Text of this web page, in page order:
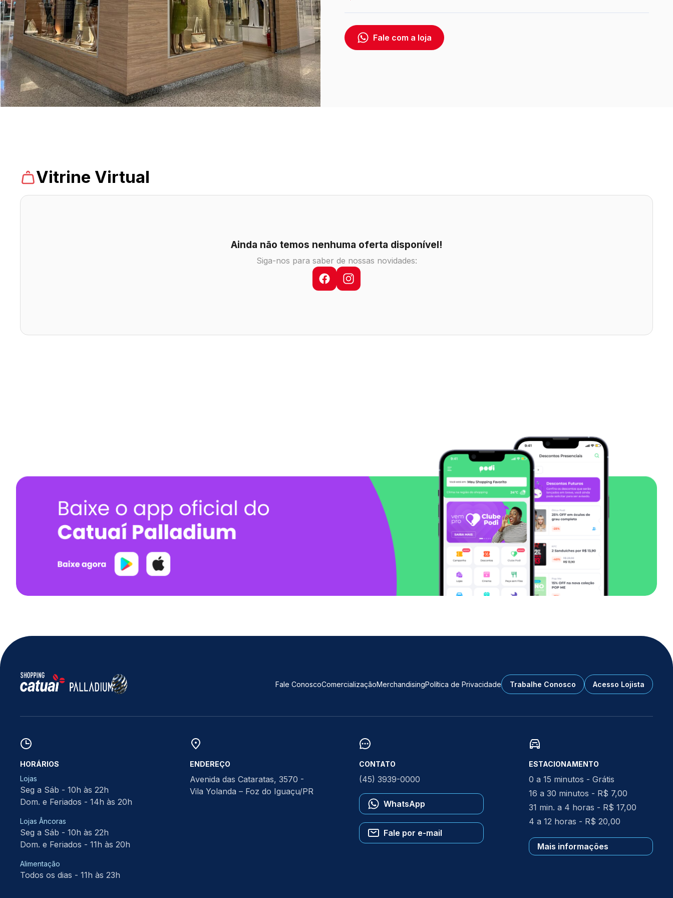
Domingo - 10h às 13h
Fale com a loja
Vitrine Virtual
Ainda não temos nenhuma oferta disponível!
Siga-nos para saber de nossas novidades:
Chamar
Uber
Comodidades
Eventos
Cinema
Vitrine
Virtual
Fale ConoscoComercializaçãoMerchandisingPolítica de Privacidade Trabalhe Conosco Acesso Lojista
HORÁRIOS
Lojas
Seg a Sáb - 10h às 22h
Dom. e Feriados - 14h às 20h
Lojas Âncoras
Seg a Sáb - 10h às 22h
Dom. e Feriados - 11h às 20h
Alimentação
Todos os dias - 11h às 23h
ENDEREÇO
Avenida das Cataratas, 3570 -
Vila Yolanda – Foz do Iguaçu/PR
CONTATO
(45) 3939-0000
WhatsApp
Fale por e-mail
ESTACIONAMENTO
0 a 15 minutos - Grátis
16 a 30 minutos - R$ 7,00
31 min. a 4 horas - R$ 17,00
4 a 12 horas - R$ 20,00
Mais informações